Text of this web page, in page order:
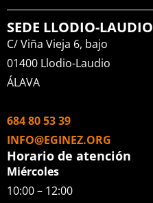
SEDE LLODIO-LAUDIO
C/ Viña Vieja 6, bajo
01400 Llodio-Laudio
ÁLAVA
684 80 53 39
INFO@EGINEZ.ORG
Horario de atención
Miércoles
10:00 – 12:00